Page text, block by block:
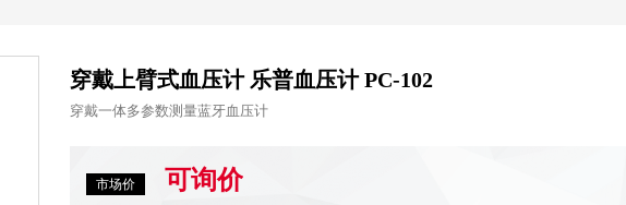
穿戴上臂式血压计 乐普血压计 PC-102
穿戴一体多参数测量蓝牙血压计
市场价 可询价